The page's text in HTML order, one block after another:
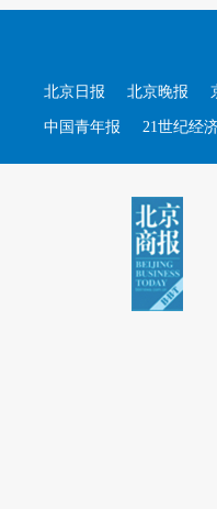
北京日报 北京晚报
中国青年报 21世纪经